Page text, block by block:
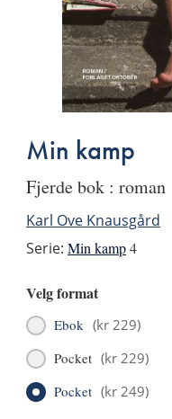
Min kamp
Fjerde bok : roman
Karl Ove Knausgård
Serie: Min kamp4
Velg format
Ebok (kr 229)
Pocket (kr 229)
Pocket (kr 249)